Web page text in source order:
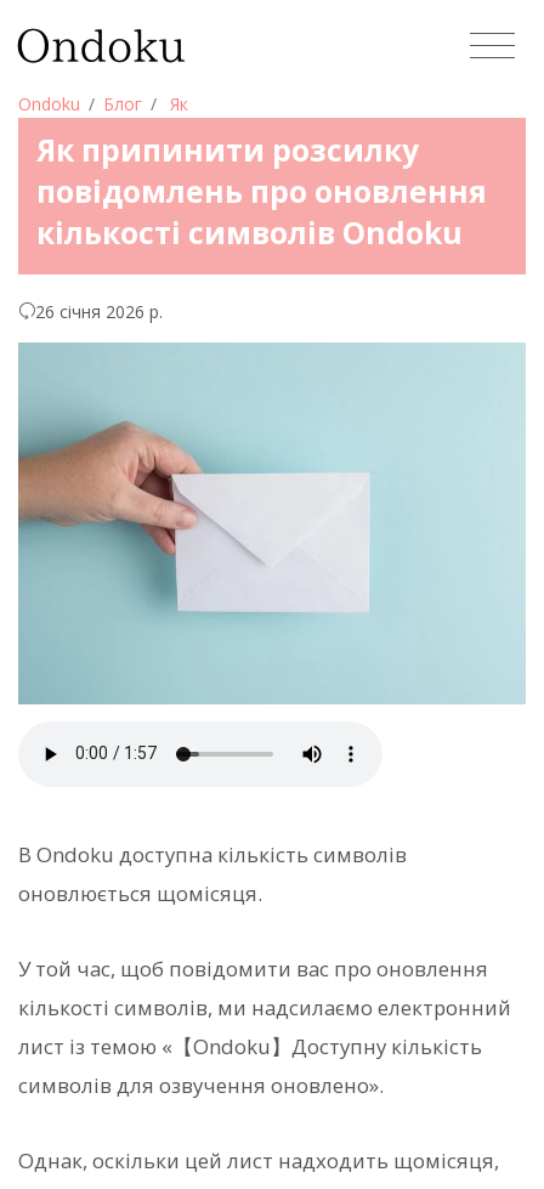
Ondoku Блог Як
Як припинити розсилку
повідомлень про оновлення
кількості символів Ondoku
26 січня 2026 р.
В Ondoku доступна кількість символів
оновлюється щомісяця.
У той час, щоб повідомити вас про оновлення
кількості символів, ми надсилаємо електронний
лист із темою «【Ondoku】Доступну кількість
символів для озвучення оновлено».
Однак, оскільки цей лист надходить щомісяця,